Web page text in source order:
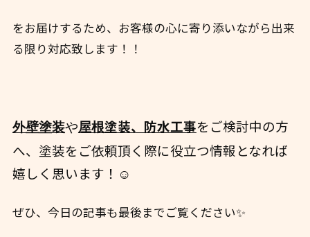
をお届けするため、お客様の心に寄り添いながら出来
る限り対応致します！！
外壁塗装や屋根塗装、防水工事をご検討中の方
へ、 塗装をご依頼頂く際に役立つ情報となれば
嬉しく思います！☺️
ぜひ、今日の記事も最後までご覧ください✨